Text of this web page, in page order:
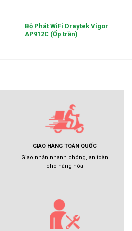
Bộ Phát WiFi Draytek Vigor
AP912C (Ốp trần)
GIAO HÀNG TOÀN QUỐC
Giao nhận nhanh chóng, an toàn
cho hàng hóa